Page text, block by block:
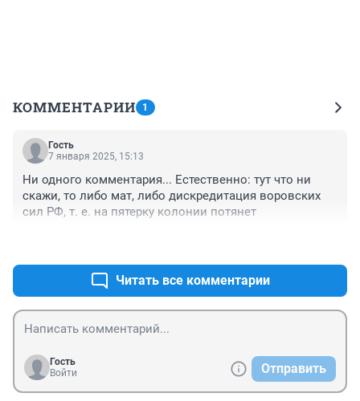
КОММЕНТАРИИ 1
Гость
7 января 2025, 15:13
Ни одного комментария... Естественно: тут что ни
скажи, то либо мат, либо дискредитация воровских
сил РФ, т. е. на пятерку колонии потянет
Читать все комментарии
Гость
Войти
Отправить